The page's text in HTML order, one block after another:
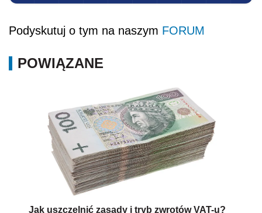
Podyskutuj o tym na naszym FORUM
POWIĄZANE
Jak uszczelnić zasady i tryb zwrotów VAT-u?